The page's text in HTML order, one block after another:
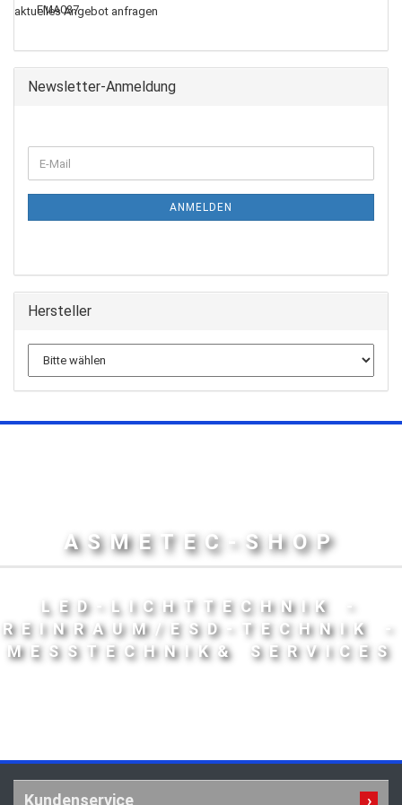
aktuelles Angebot anfragen
Newsletter-Anmeldung
ANMELDEN
Hersteller
ASMETEC-SHOP
LED-LICHTTECHNIK -
REINRAUM/ESD-TECHNIK -
MESSTECHNIK& SERVICES
Kundenservice